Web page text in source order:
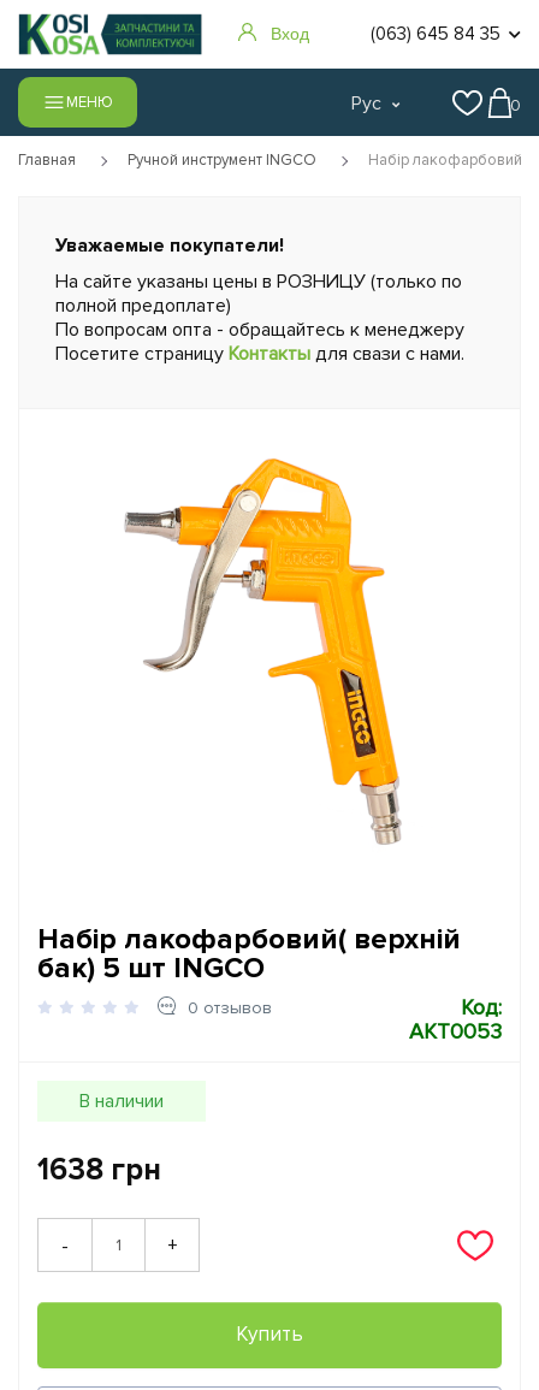
Вход (063) 645 84 35
МЕНЮ Рус 0
Главная Ручной инструмент INGCO Набір лакофарбовий(
Уважаемые покупатели!
На сайте указаны цены в РОЗНИЦУ (только по
полной предоплате)
По вопросам опта - обращайтесь к менеджеру
Посетите страницу Контакты для свази с нами.
Набір лакофарбовий( верхній
бак) 5 шт INGCO
0 отзывов
Код:
AKT0053
В наличии
1638 грн
- +
Купить